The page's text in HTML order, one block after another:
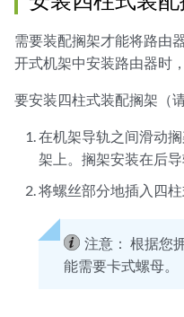
需要装配搁架才能将路由
开式机架中安装路由器时
要安装四柱式装配搁架（
在机架导轨之间滑动
架上。搁架安装在后
将螺丝部分地插入四
注意： 根据您
能需要卡式螺母。